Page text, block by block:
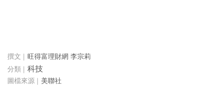
旺得富理財網 李宗莉
科技
美聯社